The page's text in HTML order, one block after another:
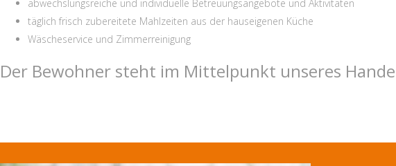
abwechslungsreiche und individuelle Betreuungsangebote und Aktivitäten
täglich frisch zubereitete Mahlzeiten aus der hauseigenen Küche
Wäscheservice und Zimmerreinigung
Der Bewohner steht im Mittelpunkt unseres